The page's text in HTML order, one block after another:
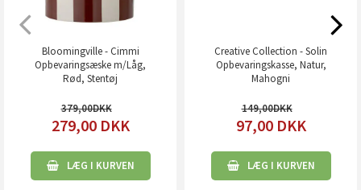
Bloomingville - Cimmi
Opbevaringsæske m/Låg,
Rød, Stentøj
379,00
279,00 DKK
LÆG I KURVEN
Creative Collection - Solin
Opbevaringskasse, Natur,
Mahogni
149,00
97,00 DKK
LÆG I KURVEN